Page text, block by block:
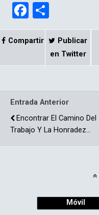
F
a
ce
k
o
m
p
Compartir
Publicar
en Twitter
Entrada Anterior
Encontrar El Camino Del
Trabajo Y La Honradez…
Móvil